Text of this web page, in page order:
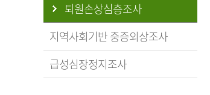
퇴원손상심층조사
지역사회기반 중증외상조사
급성심장정지조사